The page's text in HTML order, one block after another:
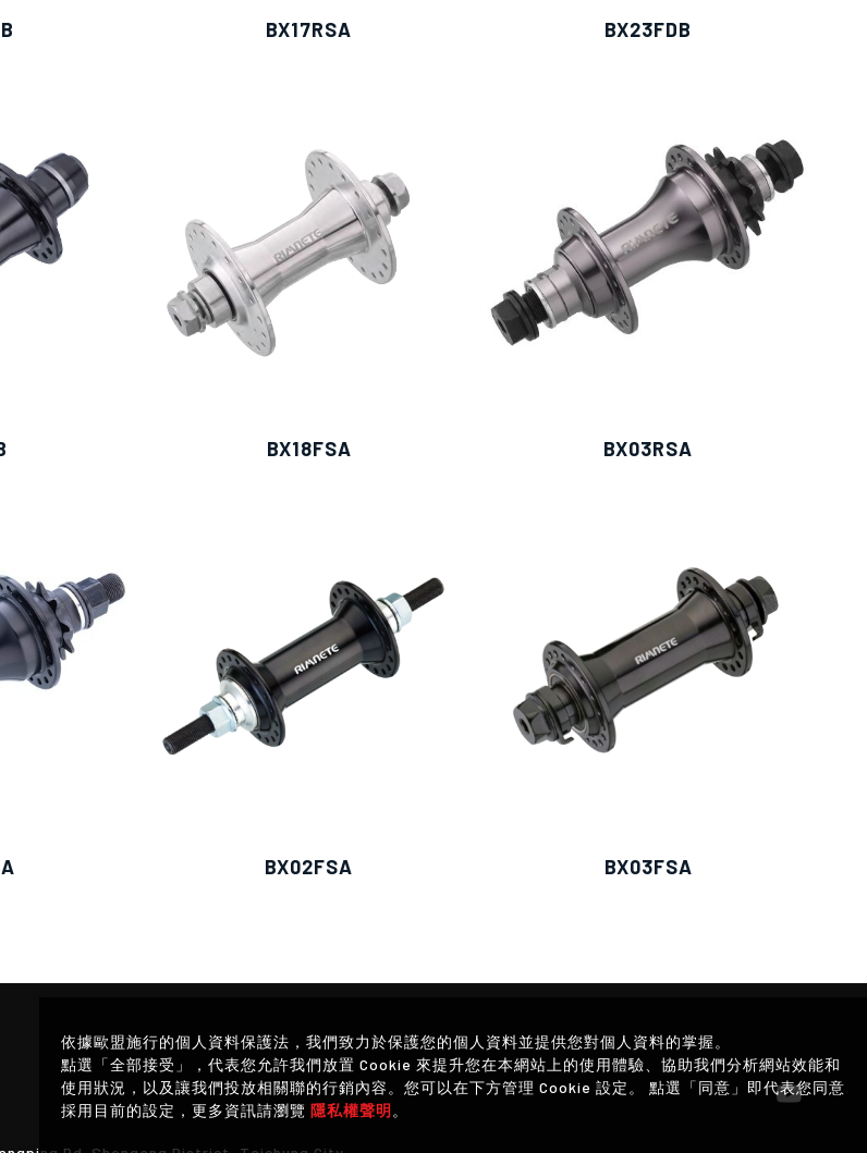
BX17RSA BX23FDB
BX18FSA BX03RSA
BX02FSA BX03FSA
依據歐盟施行的個人資料保護法，我們致力於保護您的個人資料並提供您對個人資料的掌握。
點選「全部接受」，代表您允許我們放置 Cookie 來提升您在本網站上的使用體驗、協助我們分析網站效能和
使用狀況，以及讓我們投放相關聯的行銷內容。您可以在下方管理 Cookie 設定。 點選「同意」即代表您同意
採用目前的設定，更多資訊請瀏覽 隱私權聲明 。
需的Cookies